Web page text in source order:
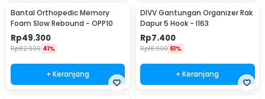
Bantal Orthopedic Memory
Foam Slow Rebound - OPP10
Rp49.300
Rp82.900 41%
+ Keranjang
DIVV Gantungan Organizer Rak
Dapur 5 Hook - I163
Rp7.400
Rp18.900 61%
+ Keranjang